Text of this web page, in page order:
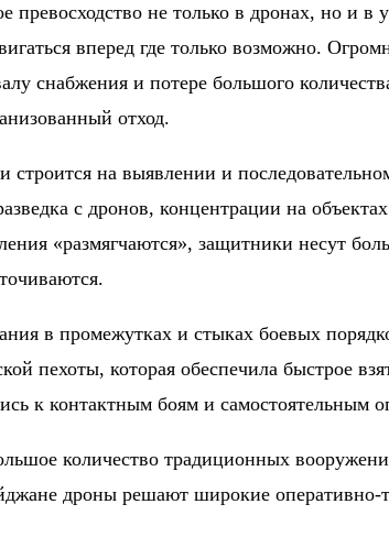
превосходство не только в дронах, но и
вперед где только возможно.
снабжения и потере большого
отход.
строится на выявлении и
с дронов, концентрации на
«размягчаются», защитники несут
в промежутках и стыках боевых
пехоты, которая обеспечила быстрое
к контактным боям и самостоятельным
количество традиционных
дроны решают широкие оперативно-